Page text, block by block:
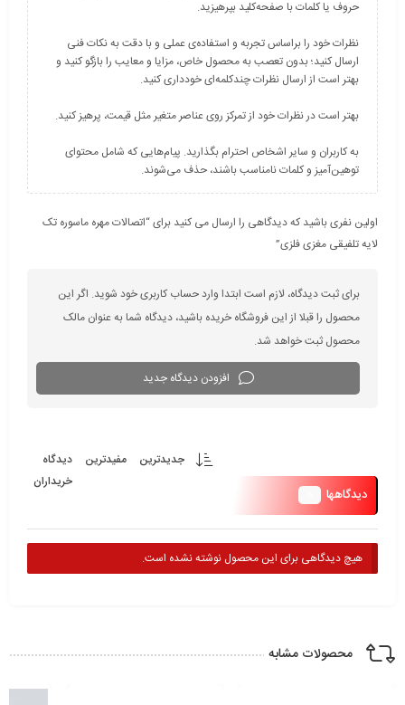
نظرات خود را براساس تجربه و استفاده‌ی عملی و با دقت به نکات فنی
ارسال کنید؛ بدون تعصب به محصول خاص، مزایا و معایب را بازگو کنید و
به کاربران و سایر اشخاص احترام بگذارید. پیام‌هایی که شامل محتوای
توهین‌آمیز و کلمات نامناسب باشند، حذف می‌شوند.
اولین نفری باشید که دیدگاهی را ارسال می کنید برای “اتصالات مهره ماسوره تک
لایه تلفیقی مغزی فلزی”
برای ثبت دیدگاه، لازم است ابتدا وارد حساب کاربری خود شوید. اگر این
محصول را قبلا از این فروشگاه خریده باشید، دیدگاه شما به عنوان مالک
محصول ثبت خواهد شد.
افزودن دیدگاه جدید
دیدگاهها
جدیدترین مفیدترین
دیدگاه
خریداران
هیچ دیدگاهی برای این محصول نوشته نشده است.
محصولات مشابه